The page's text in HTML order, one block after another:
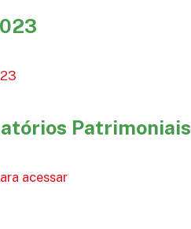
Patrimoniais
acessar